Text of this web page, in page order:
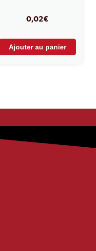
0,02€
Ajouter au panier